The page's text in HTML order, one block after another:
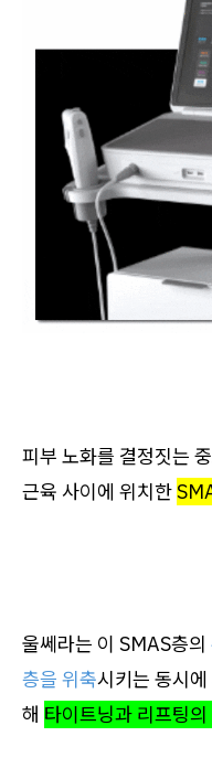
피부 노화를 결정짓는
근육 사이에 위치한
울쎄라는 이 SMAS층의
층을 위축시키는 동시에
해 타이트닝과 리프팅